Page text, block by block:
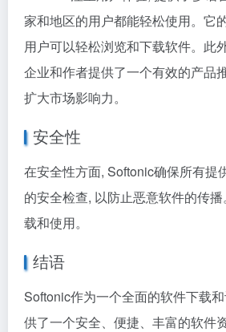
家和地区的用户都能轻松使用。它
用户可以轻松浏览和下载软件。此
企业和作者提供了一个有效的产品
扩大市场影响力。
安全性
在安全性方面, Softonic确保所有提
的安全检查, 以防止恶意软件的传
载和使用。
结语
Softonic作为一个全面的软件下载
供了一个安全、便捷、丰富的软件